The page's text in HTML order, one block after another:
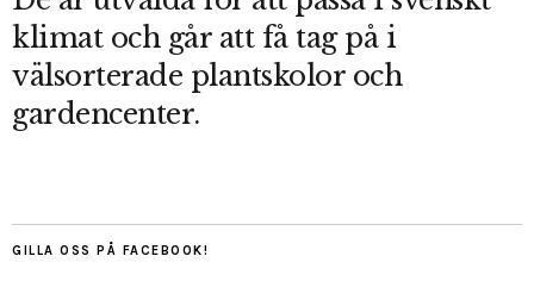
klimat och går att få tag på i
välsorterade plantskolor och
gardencenter.
GILLA OSS PÅ FACEBOOK!